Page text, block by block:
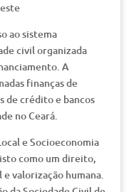
ao sistema
civil organizada
A
finanças de
de crédito e bancos
no Ceará.
e Socioeconomia
como um direito,
valorização humana.